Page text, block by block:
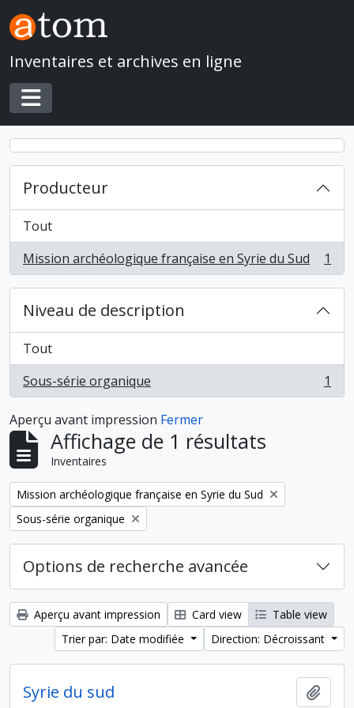
Skip to main content
Inventaires et archives en ligne
Toggle navigation
Producteur
Tout
Mission archéologique française en Syrie du Sud
, 1 résultats 1
Niveau de description
Tout
Sous-série organique
, 1 résultats 1
Aperçu avant impression Fermer
Affichage de 1 résultats
Inventaires
Remove filter:
Mission archéologique française en Syrie du Sud
Remove filter:
Sous-série organique
Options de recherche avancée
Aperçu avant impression Card view
Table view
Trier par: Date modifiée
Direction: Décroissant
Syrie du sud